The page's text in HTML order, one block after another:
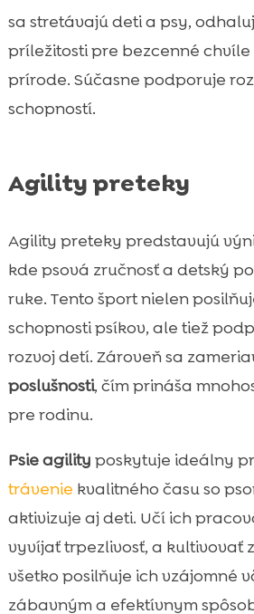
sa stretávajú deti a psy,
príležitosti pre bezcenné chvíle
prírode. Súčasne podporuje
schopností.
Agility preteky
Agility preteky predstavujú
kde psová zručnosť a detský
ruke. Tento šport nielen
schopnosti psíkov, ale tiež
rozvoj detí. Zároveň sa
poslušnosti, čím prináša
pre rodinu.
Psie agility poskytuje ideálny
trávenie kvalitného času so
aktivizuje aj deti. Učí ich
vyvíjať trpezlivosť, a kultivovať
všetko posilňuje ich vzájomné
zábavným a efektívnym